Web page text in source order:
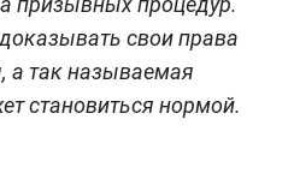
свои права
а так называемая
становиться нормой.